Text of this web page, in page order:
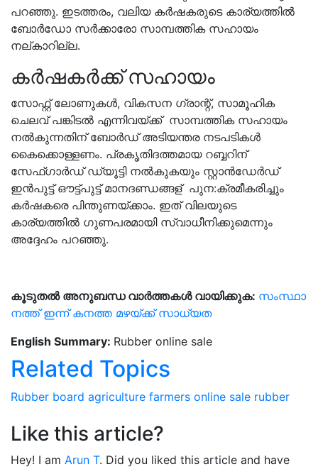
പറഞ്ഞു. ഇടത്തരം, വലിയ കർഷകരുടെ കാര്യത്തിൽ
ബോർഡോ സർക്കാരോ സാമ്പത്തിക സഹായം
നല്കാറില്ല.
കർഷകർക്ക്‌ സഹായം
സോഫ്റ്റ് ലോണുകൾ, വികസന ഗ്രാന്റ്, സാമൂഹിക
ചെലവ് പങ്കിടൽ എന്നിവയ്ക്ക് സാമ്പത്തിക സഹായം
നൽകുന്നതിന് ബോർഡ് അടിയന്തര നടപടികൾ
കൈക്കൊള്ളണം. പ്രകൃതിദത്തമായ റബ്ബറിന്
സേഫ്ഗാർഡ് ഡ്യൂട്ടി നൽകുകയും സ്റ്റാൻഡേർഡ്
ഇൻപുട്ട് ഔട്ട്പുട്ട് മാനദണ്ഡങ്ങള് പുന:ക്രമീകരിച്ചും
കർഷകരെ പിന്തുണയ്ക്കാം. ഇത് വിലയുടെ
കാര്യത്തിൽ ഗുണപരമായി സ്വാധീനിക്കുമെന്നും
അദ്ദേഹം പറഞ്ഞു.
കൂടുതൽ അനുബന്ധ വാർത്തകൾ വായിക്കുക: സം​സ്ഥാ​
ന​ത്ത് ഇന്ന് ക​ന​ത്ത മ​ഴ​യ്ക്ക് സാ​ധ്യ​ത
English Summary: Rubber online sale
Related Topics
Rubber board agriculture farmers online sale rubber
Like this article?
Hey! I am Arun T. Did you liked this article and have